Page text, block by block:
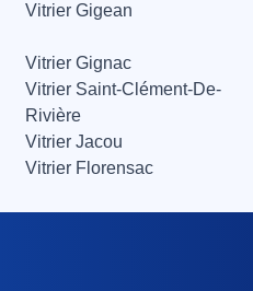
Vitrier Gigean
Vitrier Gignac
Vitrier Saint-Clément-De-
Rivière
Vitrier Jacou
Vitrier Florensac